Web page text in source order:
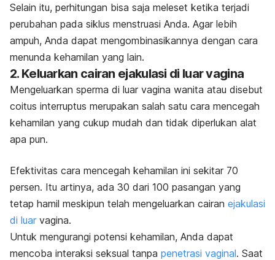
Selain itu, perhitungan bisa saja meleset ketika terjadi
perubahan pada siklus menstruasi Anda. Agar lebih
ampuh, Anda dapat mengombinasikannya dengan cara
menunda kehamilan yang lain.
2. Keluarkan cairan ejakulasi di luar vagina
Mengeluarkan sperma di luar vagina wanita atau disebut
coitus interruptus merupakan salah satu cara mencegah
kehamilan yang cukup mudah dan tidak diperlukan alat
apa pun.
Efektivitas cara mencegah kehamilan ini sekitar 70
persen. Itu artinya, ada 30 dari 100 pasangan yang
tetap hamil meskipun telah mengeluarkan cairan ejakulasi
di luar vagina.
Untuk mengurangi potensi kehamilan, Anda dapat
mencoba interaksi seksual tanpa penetrasi vaginal. Saat